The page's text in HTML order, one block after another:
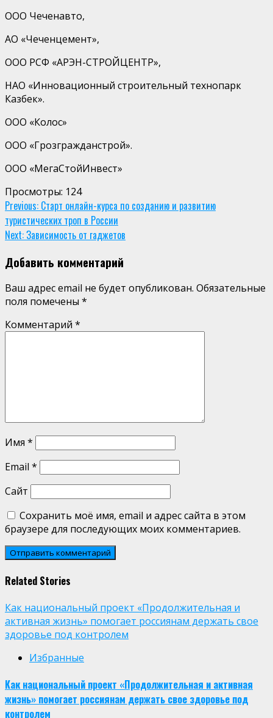
ООО Чеченавто,
АО «Чеченцемент»,
ООО РСФ «АРЭН-СТРОЙЦЕНТР»,
НАО «Инновационный строительный технопарк
Казбек».
ООО «Колос»
ООО «Грозгражданстрой».
ООО «МегаСтойИнвест»
Просмотры: 124
Continue
Reading
Previous: Старт онлайн-курса по созданию и развитию
туристических троп в России
Next:Зависимость от гаджетов
Добавить комментарий
Ваш адрес email не будет опубликован. Обязательные
поля помечены *
Комментарий *
Имя *
Email *
Сайт
Сохранить моё имя, email и адрес сайта в этом
браузере для последующих моих комментариев.
Related Stories
Как национальный проект «Продолжительная и
активная жизнь» помогает россиянам держать свое
здоровье под контролем
Избранные
Как национальный проект «Продолжительная и активная
жизнь» помогает россиянам держать свое здоровье под
контролем